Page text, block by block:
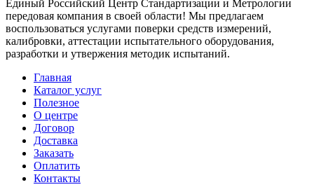
Единый Российский Центр Стандартизации и Метрологии
передовая компания в своей области! Мы предлагаем
воспользоваться услугами поверки средств измерений,
калибровки, аттестации испытательного оборудования,
разработки и утвержения методик испытаний.
Главная
Каталог услуг
Полезное
О центре
Договор
Доставка
Заказать
Оплатить
Контакты